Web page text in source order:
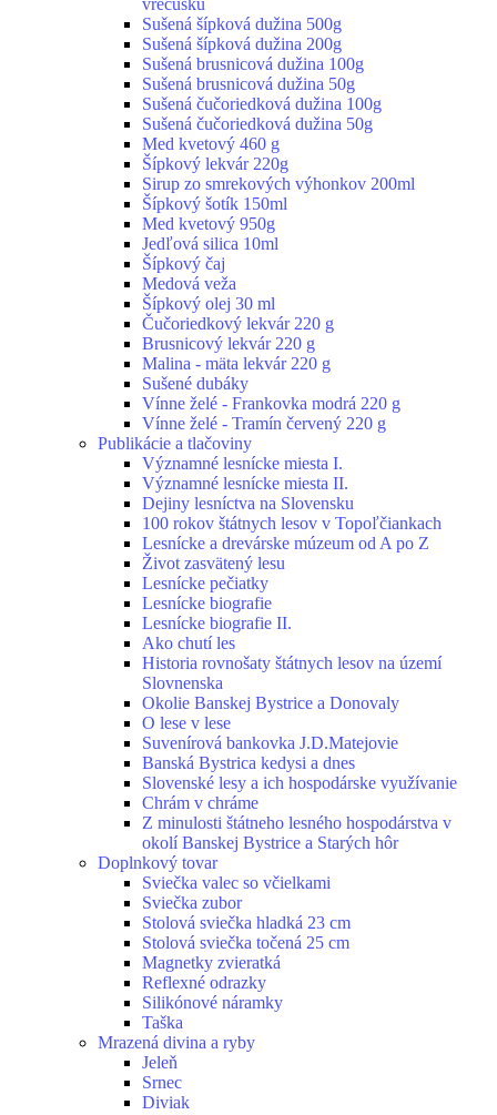
Sušená šípková dužina 500g
Sušená šípková dužina 200g
Sušená brusnicová dužina 100g
Sušená brusnicová dužina 50g
Sušená čučoriedková dužina 100g
Sušená čučoriedková dužina 50g
Med kvetový 460 g
Šípkový lekvár 220g
Sirup zo smrekových výhonkov 200ml
Šípkový šotík 150ml
Med kvetový 950g
Jedľová silica 10ml
Šípkový čaj
Medová veža
Šípkový olej 30 ml
Čučoriedkový lekvár 220 g
Brusnicový lekvár 220 g
Malina - mäta lekvár 220 g
Sušené dubáky
Vínne želé - Frankovka modrá 220 g
Vínne želé - Tramín červený 220 g
Publikácie a tlačoviny
Významné lesnícke miesta I.
Významné lesnícke miesta II.
Dejiny lesníctva na Slovensku
100 rokov štátnych lesov v Topoľčiankach
Lesnícke a drevárske múzeum od A po Z
Život zasvätený lesu
Lesnícke pečiatky
Lesnícke biografie
Lesnícke biografie II.
Ako chutí les
Historia rovnošaty štátnych lesov na území
Slovnenska
Okolie Banskej Bystrice a Donovaly
O lese v lese
Suvenírová bankovka J.D.Matejovie
Banská Bystrica kedysi a dnes
Slovenské lesy a ich hospodárske využívanie
Chrám v chráme
Z minulosti štátneho lesného hospodárstva v
okolí Banskej Bystrice a Starých hôr
Doplnkový tovar
Sviečka valec so včielkami
Sviečka zubor
Stolová sviečka hladká 23 cm
Stolová sviečka točená 25 cm
Magnetky zvieratká
Reflexné odrazky
Silikónové náramky
Taška
Mrazená divina a ryby
Jeleň
Srnec
Diviak